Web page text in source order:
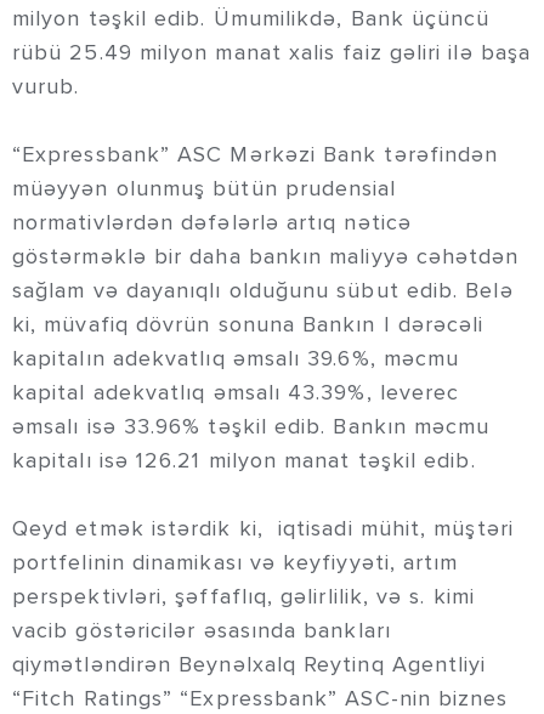
milyon təşkil edib. Ümumilikdə, Bank üçüncü
rübü 25.49 milyon manat xalis faiz gəliri ilə başa
vurub.
“Expressbank” ASC Mərkəzi Bank tərəfindən
müəyyən olunmuş bütün prudensial
normativlərdən dəfələrlə artıq nəticə
göstərməklə bir daha bankın maliyyə cəhətdən
sağlam və dayanıqlı olduğunu sübut edib. Belə
ki, müvafiq dövrün sonuna Bankın I dərəcəli
kapitalın adekvatlıq əmsalı 39.6%, məcmu
kapital adekvatlıq əmsalı 43.39%, leverec
əmsalı isə 33.96% təşkil edib. Bankın məcmu
kapitalı isə 126.21 milyon manat təşkil edib.
Qeyd etmək istərdik ki, iqtisadi mühit, müştəri
portfelinin dinamikası və keyfiyyəti, artım
perspektivləri, şəffaflıq, gəlirlilik, və s. kimi
vacib göstəricilər əsasında bankları
qiymətləndirən Beynəlxalq Reytinq Agentliyi
“Fitch Ratings” “Expressbank” ASC-nin biznes